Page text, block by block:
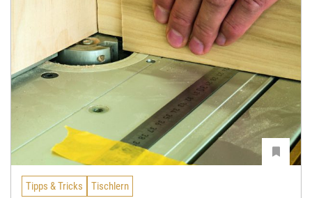
Tipps & Tricks Tischlern